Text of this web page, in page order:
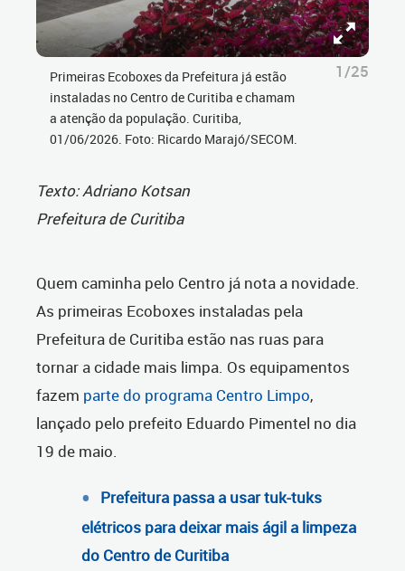
Primeiras Ecoboxes da Prefeitura já estão
instaladas no Centro de Curitiba e chamam
a atenção da população. Curitiba,
01/06/2026. Foto: Ricardo Marajó/SECOM.
1/25
Texto: Adriano Kotsan
Prefeitura de Curitiba
Quem caminha pelo Centro já nota a novidade.
As primeiras Ecoboxes instaladas pela
Prefeitura de Curitiba estão nas ruas para
tornar a cidade mais limpa. Os equipamentos
fazem parte do programa Centro Limpo,
lançado pelo prefeito Eduardo Pimentel no dia
19 de maio.
Prefeitura passa a usar tuk-tuks
elétricos para deixar mais ágil a limpeza
do Centro de Curitiba